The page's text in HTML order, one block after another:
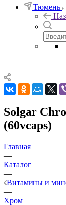
Тюмень
Solgar
(60vcaps)
Главная
—
Каталог
—
Витамины и
—
Хром